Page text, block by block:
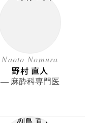
Naoto Nomura
野村 直人
― 麻酔科専門医